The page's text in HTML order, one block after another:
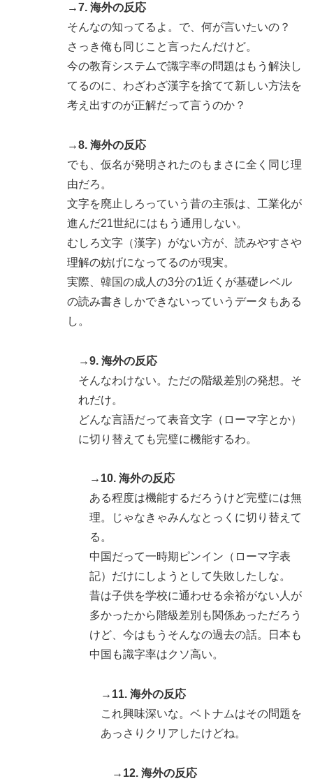
→7. 海外の反応
そんなの知ってるよ。で、何が言いたいの？
さっき俺も同じこと言ったんだけど。
今の教育システムで識字率の問題はもう解決し
てるのに、わざわざ漢字を捨てて新しい方法を
考え出すのが正解だって言うのか？
→8. 海外の反応
でも、仮名が発明されたのもまさに全く同じ理
由だろ。
文字を廃止しろっていう昔の主張は、工業化が
進んだ21世紀にはもう通用しない。
むしろ文字（漢字）がない方が、読みやすさや
理解の妨げになってるのが現実。
実際、韓国の成人の3分の1近くが基礎レベル
の読み書きしかできないっていうデータもある
し。
→9. 海外の反応
そんなわけない。ただの階級差別の発想。そ
れだけ。
どんな言語だって表音文字（ローマ字とか）
に切り替えても完璧に機能するわ。
→10. 海外の反応
ある程度は機能するだろうけど完璧には無
理。じゃなきゃみんなとっくに切り替えて
る。
中国だって一時期ピンイン（ローマ字表
記）だけにしようとして失敗したしな。
昔は子供を学校に通わせる余裕がない人が
多かったから階級差別も関係あっただろう
けど、今はもうそんなの過去の話。日本も
中国も識字率はクソ高い。
→11. 海外の反応
これ興味深いな。ベトナムはその問題を
あっさりクリアしたけどね。
→12. 海外の反応